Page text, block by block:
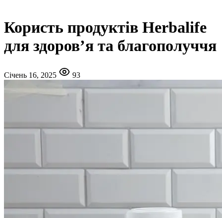
Користь продуктів Herbalife
для здоров’я та благополуччя
Січень 16, 2025 93